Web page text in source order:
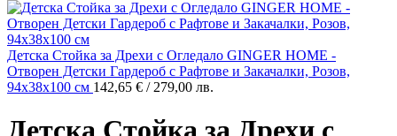
Детска Стойка за Дрехи с Огледало GINGER HOME -
Отворен Детски Гардероб с Рафтове и Закачалки, Розов,
94x38x100 см 142,65 € / 279,00 лв.